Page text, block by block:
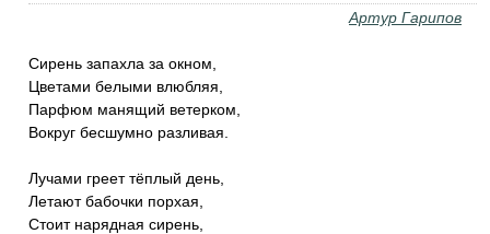
Артур Гарипов
Сирень запахла за окном,
Цветами белыми влюбляя,
Парфюм манящий ветерком,
Вокруг бесшумно разливая.
Лучами греет тёплый день,
Летают бабочки порхая,
Стоит нарядная сирень,